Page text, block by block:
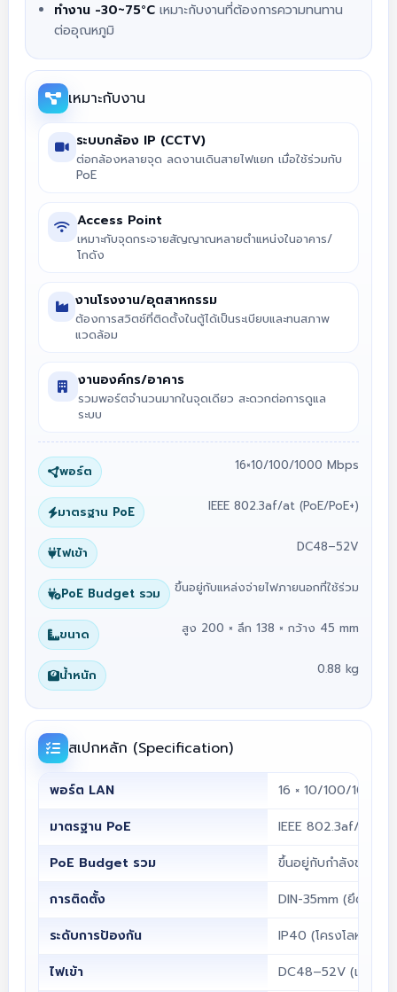
ทำงาน -30~75°Cเหมาะกับงานที่ต้องการความทนทาน
ต่ออุณหภูมิ
เหมาะกับงาน
ระบบกล้อง IP (CCTV)
ต่อกล้องหลายจุด ลดงานเดินสายไฟแยก เมื่อใช้ร่วมกับ
PoE
Access Point
เหมาะกับจุดกระจายสัญญาณหลายตำแหน่งในอาคาร/
โกดัง
งานโรงงาน/อุตสาหกรรม
ต้องการสวิตช์ที่ติดตั้งในตู้ได้เป็นระเบียบและทนสภาพ
แวดล้อม
งานองค์กร/อาคาร
รวมพอร์ตจำนวนมากในจุดเดียว สะดวกต่อการดูแล
ระบบ
พอร์ต 16×10/100/1000 Mbps
มาตรฐาน PoE IEEE 802.3af/at (PoE/PoE+)
ไฟเข้า DC48–52V
PoE Budget รวม ขึ้นอยู่กับแหล่งจ่ายไฟภายนอกที่ใช้ร่วม
ขนาด สูง 200 × ลึก 138 × กว้าง 45 mm
น้ำหนัก 0.88 kg
สเปกหลัก (Specification)
พอร์ต LAN
16 × 10/100/1000
มาตรฐาน PoE
IEEE 802.3af/at
PoE Budget รวม
ขึ้นอยู่กับกำลังของแห
การติดตั้ง
DIN-35mm (ยึดราง
ระดับการป้องกัน
IP40 (โครงโลหะ)
ไฟเข้า
DC48–52V (เทอร์มิ